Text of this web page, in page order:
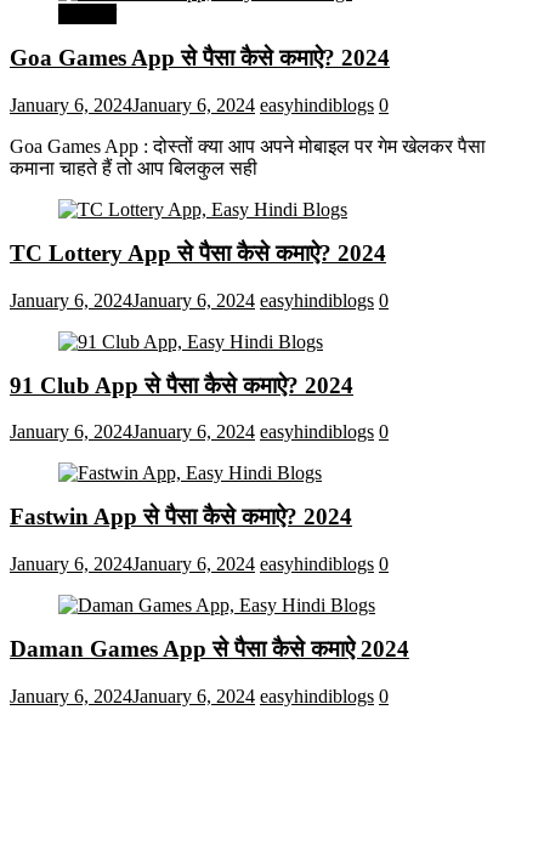
Goa Games App से पैसा कैसे कमाऐ? 2024
January 6, 2024January 6, 2024 easyhindiblogs 0
Goa Games App : दोस्तों क्या आप अपने मोबाइल पर गेम खेलकर पैसा
कमाना चाहते हैं तो आप बिलकुल सही
TC Lottery App से पैसा कैसे कमाऐ? 2024
January 6, 2024January 6, 2024 easyhindiblogs 0
91 Club App से पैसा कैसे कमाऐ? 2024
January 6, 2024January 6, 2024 easyhindiblogs 0
Fastwin App से पैसा कैसे कमाऐ? 2024
January 6, 2024January 6, 2024 easyhindiblogs 0
Daman Games App से पैसा कैसे कमाऐ 2024
January 6, 2024January 6, 2024 easyhindiblogs 0